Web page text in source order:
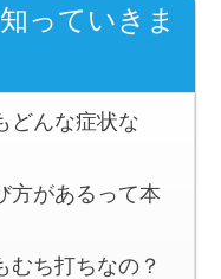
っていきま
どんな症状な
方があるって本
むち打ちなの？